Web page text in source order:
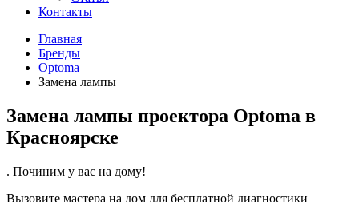
Контакты
Главная
Бренды
Optoma
Замена лампы
Замена лампы проектора Optoma в
Красноярске
. Починим у вас на дому!
Вызовите мастера на дом для бесплатной диагностики